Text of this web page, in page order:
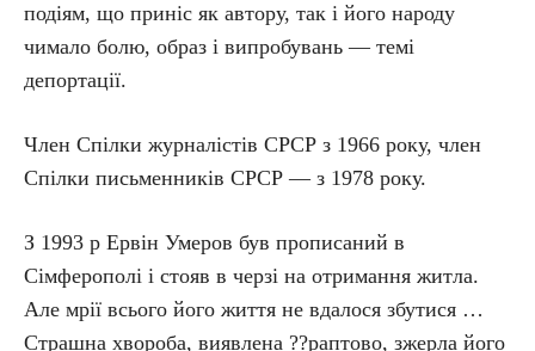
подіям, що приніс як автору, так і його народу
чимало болю, образ і випробувань — темі
депортації.
Член Спілки журналістів СРСР з 1966 року, член
Спілки письменників СРСР — з 1978 року.
З 1993 р Ервін Умеров був прописаний в
Сімферополі і стояв в черзі на отримання житла.
Але мрії всього його життя не вдалося збутися …
Страшна хвороба, виявлена ??раптово, зжерла його